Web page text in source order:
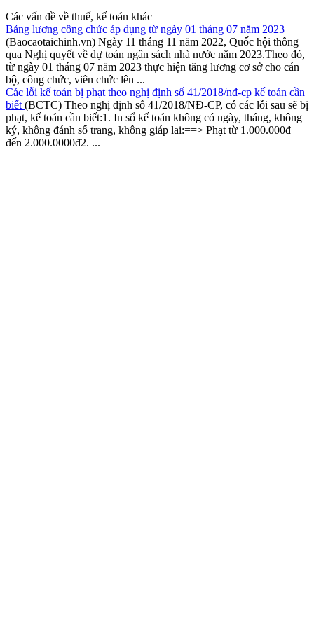
Các vấn đề về thuế, kế toán khác
Bảng lương công chức áp dụng từ ngày 01 tháng 07 năm 2023
(Baocaotaichinh.vn) Ngày 11 tháng 11 năm 2022, Quốc hội thông
qua Nghị quyết về dự toán ngân sách nhà nước năm 2023.Theo đó,
từ ngày 01 tháng 07 năm 2023 thực hiện tăng lương cơ sở cho cán
bộ, công chức, viên chức lên ...
Các lỗi kế toán bị phạt theo nghị định số 41/2018/nđ-cp kế toán cần
biết (BCTC) Theo nghị định số 41/2018/NĐ-CP, có các lỗi sau sẽ bị
phạt, kế toán cần biết:1. In sổ kế toán không có ngày, tháng, không
ký, không đánh số trang, không giáp lai:==> Phạt từ 1.000.000đ
đến 2.000.0000đ2. ...